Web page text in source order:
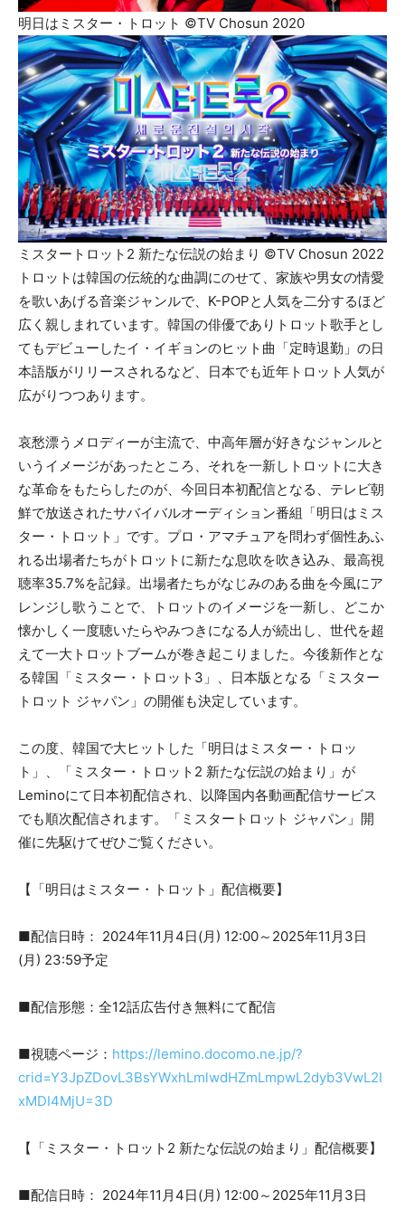
明日はミスター・トロット ©TV Chosun 2020
ミスタートロット2 新たな伝説の始まり ©TV Chosun 2022
トロットは韓国の伝統的な曲調にのせて、家族や男女の情愛
を歌いあげる音楽ジャンルで、K-POPと人気を二分するほど
広く親しまれています。韓国の俳優でありトロット歌手とし
てもデビューしたイ・イギョンのヒット曲「定時退勤」の日
本語版がリリースされるなど、日本でも近年トロット人気が
広がりつつあります。
哀愁漂うメロディーが主流で、中高年層が好きなジャンルと
いうイメージがあったところ、それを一新しトロットに大き
な革命をもたらしたのが、今回日本初配信となる、テレビ朝
鮮で放送されたサバイバルオーディション番組「明日はミス
ター・トロット」です。プロ・アマチュアを問わず個性あふ
れる出場者たちがトロットに新たな息吹を吹き込み、最高視
聴率35.7%を記録。出場者たちがなじみのある曲を今風にア
レンジし歌うことで、トロットのイメージを一新し、どこか
懐かしく一度聴いたらやみつきになる人が続出し、世代を超
えて一大トロットブームが巻き起こりました。今後新作とな
る韓国「ミスター・トロット3」、日本版となる「ミスター
トロット ジャパン」の開催も決定しています。
この度、韓国で大ヒットした「明日はミスター・トロッ
ト」、「ミスター・トロット2 新たな伝説の始まり」が
Leminoにて日本初配信され、以降国内各動画配信サービス
でも順次配信されます。「ミスタートロット ジャパン」開
催に先駆けてぜひご覧ください。
【「明日はミスター・トロット」配信概要】
■配信日時： 2024年11月4日(月) 12:00～2025年11月3日
(月) 23:59予定
■配信形態：全12話広告付き無料にて配信
■視聴ページ： https://lemino.docomo.ne.jp/?
crid=Y3JpZDovL3BsYWxhLmlwdHZmLmpwL2dyb3VwL2I
xMDI4MjU=3D
【「ミスター・トロット2 新たな伝説の始まり」配信概要】
■配信日時： 2024年11月4日(月) 12:00～2025年11月3日